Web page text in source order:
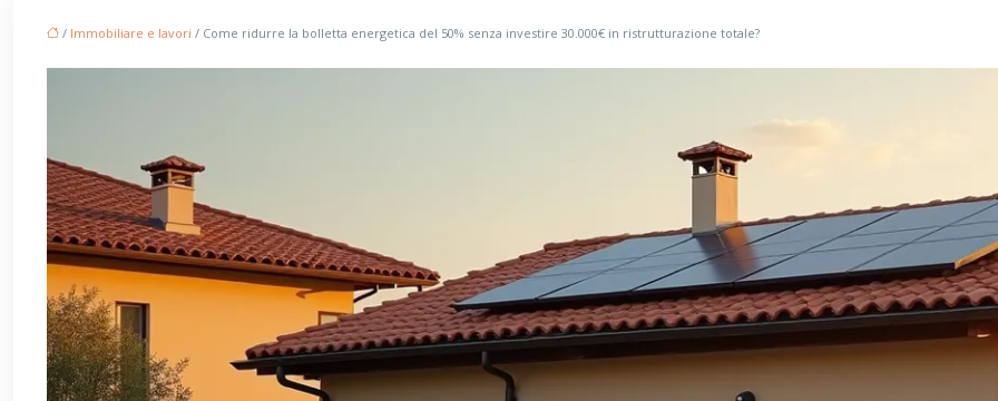
/ Immobiliare e lavori / Come ridurre la bolletta energetica del 50% senza investire 30.000€ in ristrutturazione totale?